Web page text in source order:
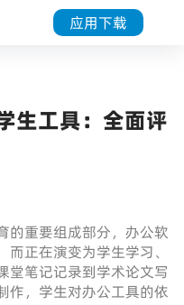
应用下载
生工具：全面评
的重要组成部分，办公软
正在演变为学生学习、
堂笔记记录到学术论文写
作，学生对办公工具的依